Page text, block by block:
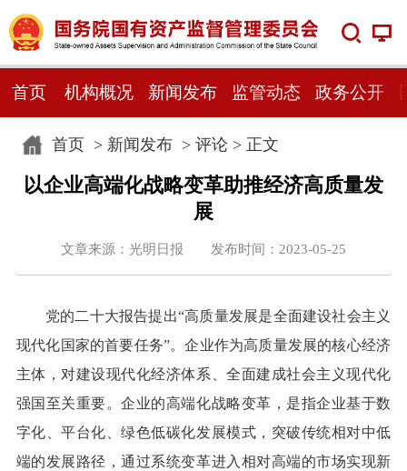
首页 机构概况 新闻发布 监管动态 政务公开
首页> 新闻发布> 评论 > 正文
以企业高端化战略变革助推经济高质量发
展
文章来源：光明日报 发布时间：2023-05-25
党的二十大报告提出“高质量发展是全面建设社会主义
现代化国家的首要任务”。企业作为高质量发展的核心经济
主体，对建设现代化经济体系、全面建成社会主义现代化
强国至关重要。企业的高端化战略变革，是指企业基于数
字化、平台化、绿色低碳化发展模式，突破传统相对中低
端的发展路径，通过系统变革进入相对高端的市场实现新